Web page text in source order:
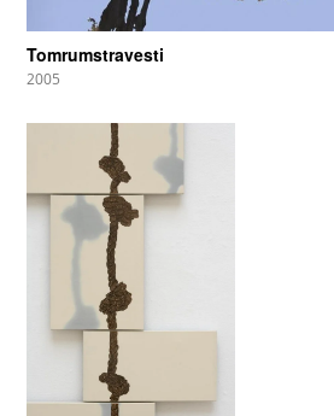
Tomrumstravesti
2005